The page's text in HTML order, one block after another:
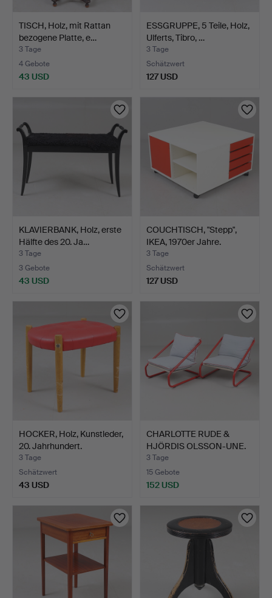
TISCH, Holz, mit Rattan
bezogene Platte, e…
3 Tage
4 Gebote
43 USD
ESSGRUPPE, 5 Teile, Holz,
Ulferts, Tibro, …
3 Tage
Schätzwert
127 USD
KLAVIERBANK, Holz, erste
Hälfte des 20. Ja…
3 Tage
3 Gebote
43 USD
COUCHTISCH, "Stepp",
IKEA, 1970er Jahre.
3 Tage
Schätzwert
127 USD
HOCKER, Holz, Kunstleder,
20. Jahrhundert.
3 Tage
Schätzwert
43 USD
CHARLOTTE RUDE &
HJÖRDIS OLSSON-UNE.
SESSE…
3 Tage
15 Gebote
152 USD